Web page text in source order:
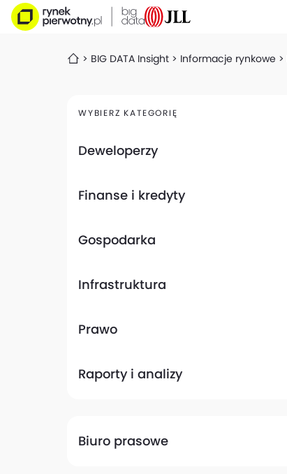
BIG DATA Insight Informacje rynkowe
WYBIERZ KATEGORIĘ
Deweloperzy
Finanse i kredyty
Gospodarka
Infrastruktura
Prawo
Raporty i analizy
Biuro prasowe